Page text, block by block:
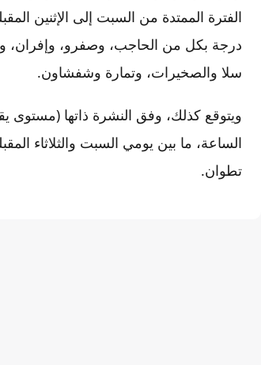
درجة بكل من الحاجب، وصفرو، وإفران،
سلا والصخيرات، وتمارة وشفشاون.
الساعة، ما بين يومي السبت والثلاثاء
تطوان.